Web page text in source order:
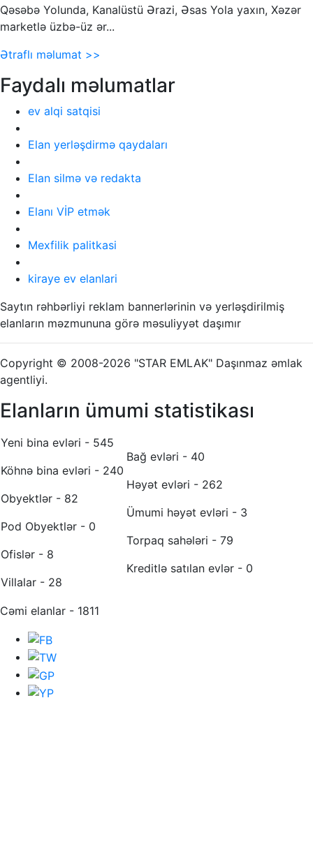
Qəsəbə Yolunda, Kanalüstü Ərazi, Əsas Yola yaxın, Xəzər
marketlə üzbə-üz ər...
Ətraflı məlumat >>
Faydalı məlumatlar
ev alqi satqisi
Elan yerləşdirmə qaydaları
Elan silmə və redakta
Elanı VİP etmək
Mexfilik palitkasi
kiraye ev elanlari
Saytın rəhbərliyi reklam bannerlərinin və yerləşdirilmiş
elanların məzmununa görə məsuliyyət daşımır
Copyright © 2008-2026 "STAR EMLAK" Daşınmaz əmlak
agentliyi.
Elanların ümumi statistikası
Yeni bina evləri - 545
Köhnə bina evləri - 240
Obyektlər - 82
Pod Obyektlər - 0
Ofislər - 8
Villalar - 28
Bağ evləri - 40
Həyət evləri - 262
Ümumi həyət evləri - 3
Torpaq sahələri - 79
Kreditlə satılan evlər - 0
Cəmi elanlar - 1811